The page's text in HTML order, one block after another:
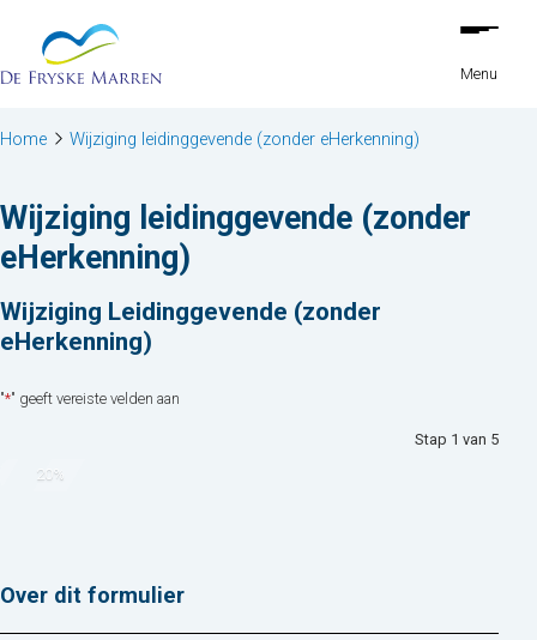
Ga naar de inhoud
Menu
Home Wijziging leidinggevende (zonder eHerkenning)
Wijziging leidinggevende (zonder
eHerkenning)
Wijziging Leidinggevende (zonder
eHerkenning)
"*" geeft vereiste velden aan
Stap 1 van 5
20%
Over dit formulier
van